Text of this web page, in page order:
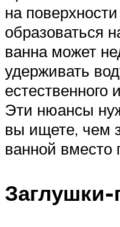
на
образоваться
ванна может
удерживать
естественного
Эти нюансы
вы ищете, чем
ванной вместо
Заглушки-